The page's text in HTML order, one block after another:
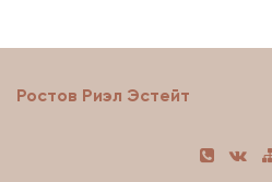
Ростов Риэл Эстейт